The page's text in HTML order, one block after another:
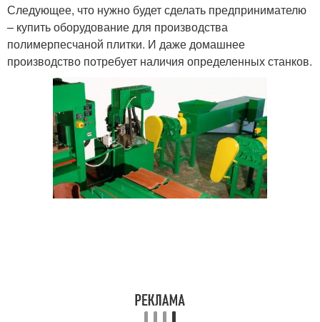
Следующее, что нужно будет сделать предпринимателю
– купить оборудование для производства
полимерпесчаной плитки. И даже домашнее
производство потребует наличия определенных станков.